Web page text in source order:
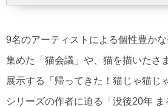
9名のアーティストによる個性豊か
集めた「猫会議」や、猫を描いたさ
展示する「帰ってきた！猫じゃ猫じ
シリーズの作者に迫る「没後20年 ま